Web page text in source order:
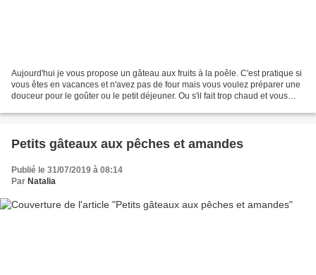
Aujourd'hui je vous propose un gâteau aux fruits à la poêle. C'est pratique si
vous êtes en vacances et n'avez pas de four mais vous voulez préparer une
douceur pour le goûter ou le petit déjeuner. Ou s'il fait trop chaud et vous
Petits gâteaux aux pêches et amandes
Publié le 31/07/2019 à 08:14
Par Natalia